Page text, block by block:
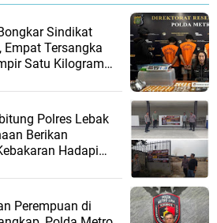
Sindikat
Tersangka
Satu Kilogram
Polres Lebak
Berikan
Hadapi
Perempuan di